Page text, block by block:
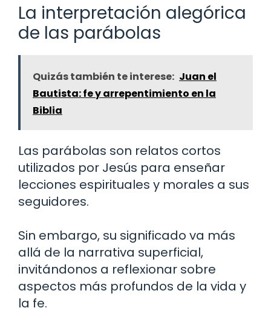
La interpretación alegórica
de las parábolas
Quizás también te interese: Juan el
Bautista: fe y arrepentimiento en la
Biblia
Las parábolas son relatos cortos
utilizados por Jesús para enseñar
lecciones espirituales y morales a sus
seguidores.
Sin embargo, su significado va más
allá de la narrativa superficial,
invitándonos a reflexionar sobre
aspectos más profundos de la vida y
la fe.